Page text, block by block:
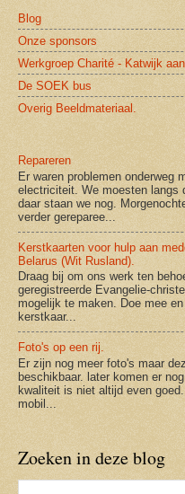
Blog
Onze sponsors
Werkgroep Charité - Katwijk
De SOEK bus
Overig Beeldmateriaal.
Repareren
Er waren problemen onderweg
electriciteit. We moesten langs
daar staan we nog.
verder gereparee...
Kerstkaarten voor hulp aan
Belarus (Wit Rusland).
Draag bij om ons werk ten
geregistreerde Evangelie-
mogelijk te maken. Doe mee en
kerstkaar...
Foto's op een rij.
Er zijn nog meer foto's maar
beschikbaar. later komen er
kwaliteit is niet altijd even
mobil...
Zoeken in deze blog